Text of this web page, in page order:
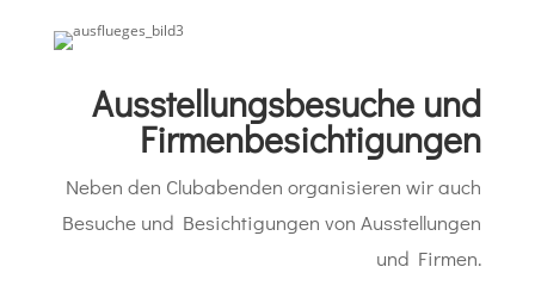
Ausstellungsbesuche und
Firmenbesichtigungen
Neben den Clubabenden organisieren wir auch
Besuche und Besichtigungen von Ausstellungen
und Firmen.